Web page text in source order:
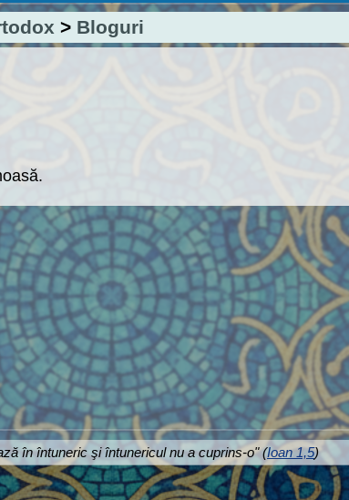
> Bloguri
în întuneric şi întunericul nu a cuprins-o" (Ioan 1,5)